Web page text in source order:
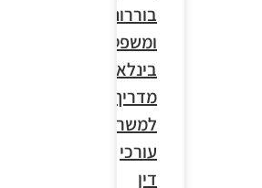
בוררות
ומשפטים
בינלאומיים:
מדריך
למשרדי
עורכי
דין